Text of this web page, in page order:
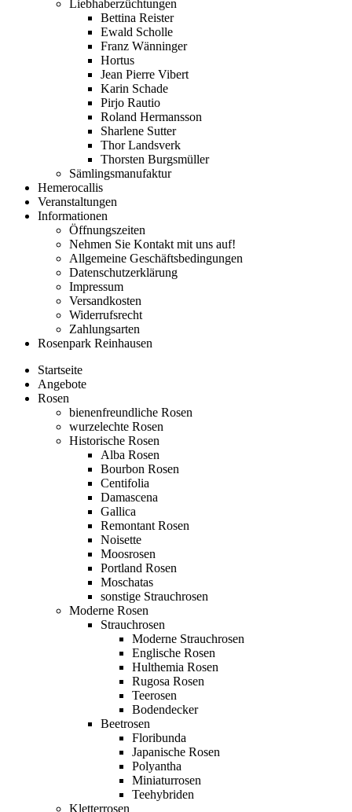
Liebhaberzüchtungen
Bettina Reister
Ewald Scholle
Franz Wänninger
Hortus
Jean Pierre Vibert
Karin Schade
Pirjo Rautio
Roland Hermansson
Sharlene Sutter
Thor Landsverk
Thorsten Burgsmüller
Sämlingsmanufaktur
Hemerocallis
Veranstaltungen
Informationen
Öffnungszeiten
Nehmen Sie Kontakt mit uns auf!
Allgemeine Geschäftsbedingungen
Datenschutzerklärung
Impressum
Versandkosten
Widerrufsrecht
Zahlungsarten
Rosenpark Reinhausen
Startseite
Angebote
Rosen
bienenfreundliche Rosen
wurzelechte Rosen
Historische Rosen
Alba Rosen
Bourbon Rosen
Centifolia
Damascena
Gallica
Remontant Rosen
Noisette
Moosrosen
Portland Rosen
Moschatas
sonstige Strauchrosen
Moderne Rosen
Strauchrosen
Moderne Strauchrosen
Englische Rosen
Hulthemia Rosen
Rugosa Rosen
Teerosen
Bodendecker
Beetrosen
Floribunda
Japanische Rosen
Polyantha
Miniaturrosen
Teehybriden
Kletterrosen